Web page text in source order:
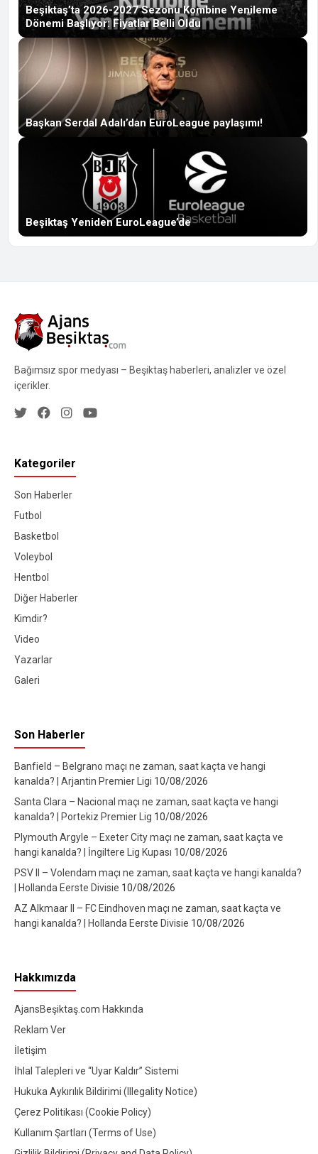
Beşiktaş’ta 2026-2027 Sezonu Kombine Yenileme
Dönemi Başlıyor: Fiyatlar Belli Oldu
Başkan Serdal Adalı’dan EuroLeague paylaşımı!
Beşiktaş Yeniden EuroLeague’de
Bağımsız spor medyası – Beşiktaş haberleri, analizler ve özel
içerikler.
Kategoriler
Son Haberler
Futbol
Basketbol
Voleybol
Hentbol
Diğer Haberler
Kimdir?
Video
Yazarlar
Galeri
Son Haberler
Banfield – Belgrano maçı ne zaman, saat kaçta ve hangi
kanalda? | Arjantin Premier Ligi 10/08/2026
Santa Clara – Nacional maçı ne zaman, saat kaçta ve hangi
kanalda? | Portekiz Premier Lig 10/08/2026
Plymouth Argyle – Exeter City maçı ne zaman, saat kaçta ve
hangi kanalda? | İngiltere Lig Kupası 10/08/2026
PSV II – Volendam maçı ne zaman, saat kaçta ve hangi kanalda?
| Hollanda Eerste Divisie 10/08/2026
AZ Alkmaar II – FC Eindhoven maçı ne zaman, saat kaçta ve
hangi kanalda? | Hollanda Eerste Divisie 10/08/2026
Hakkımızda
AjansBeşiktaş.com Hakkında
Reklam Ver
İletişim
İhlal Talepleri ve “Uyar Kaldır” Sistemi
Hukuka Aykırılık Bildirimi (Illegality Notice)
Çerez Politikası (Cookie Policy)
Kullanım Şartları (Terms of Use)